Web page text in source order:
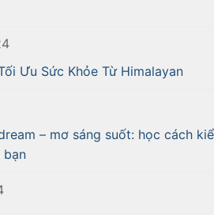
Ưu Sức Khỏe Từ Himalayan
– mơ sáng suốt: học cách
bạn